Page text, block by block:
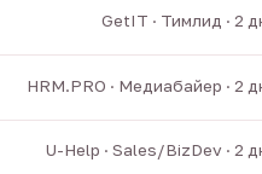
GetIT · Тимлид · 2
HRM.PRO · Медиабайер · 2
U-Help · Sales/BizDev · 2